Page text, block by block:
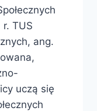
TUS
ang.
uczą się